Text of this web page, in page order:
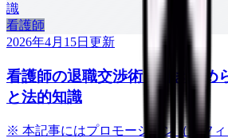
看護師
2026年4月15日 更新
看護師の退職交渉術｜引き止め
と法的知識
※ 本記事にはプロモーション（アフ